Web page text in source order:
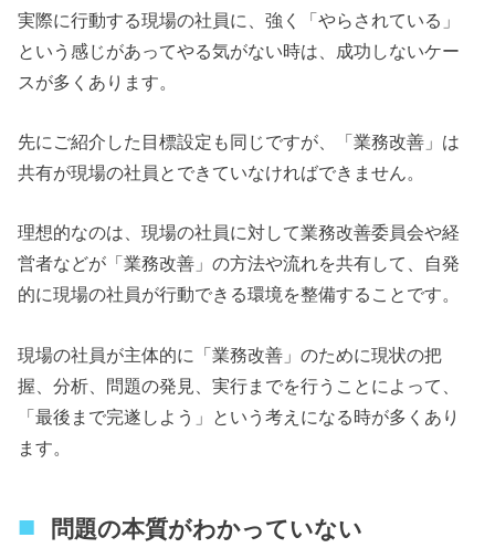
実際に行動する現場の社員に、強く「やらされている」
という感じがあってやる気がない時は、成功しないケー
スが多くあります。
先にご紹介した目標設定も同じですが、「業務改善」は
共有が現場の社員とできていなければできません。
理想的なのは、現場の社員に対して業務改善委員会や経
営者などが「業務改善」の方法や流れを共有して、自発
的に現場の社員が行動できる環境を整備することです。
現場の社員が主体的に「業務改善」のために現状の把
握、分析、問題の発見、実行までを行うことによって、
「最後まで完遂しよう」という考えになる時が多くあり
ます。
問題の本質がわかっていない